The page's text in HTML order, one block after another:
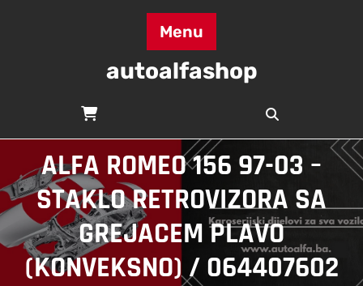
Menu
autoalfashop
ALFA ROMEO 156 97-03 –
STAKLO RETROVIZORA SA
GREJACEM PLAVO
(KONVEKSNO) / 064407602